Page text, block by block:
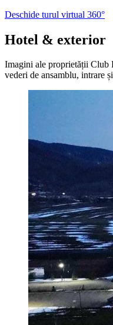
Deschide turul virtual 360°
Hotel & exterior
Imagini ale proprietății
vederi de ansamblu, intrare